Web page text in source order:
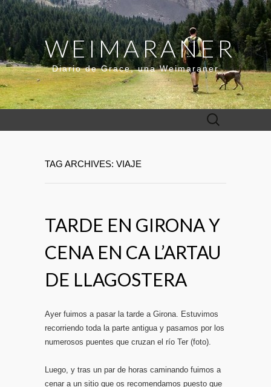
WEIMARANER
Diario de Grace, una Weimaraner
Buscar:
TAG ARCHIVES: VIAJE
TARDE EN GIRONA Y
CENA EN CA L’ARTAU
DE LLAGOSTERA
Ayer fuimos a pasar la tarde a Girona. Estuvimos
recorriendo toda la parte antigua y pasamos por los
numerosos puentes que cruzan el río Ter (foto).
Luego, y tras un par de horas caminando fuimos a
cenar a un sitio que os recomendamos puesto que